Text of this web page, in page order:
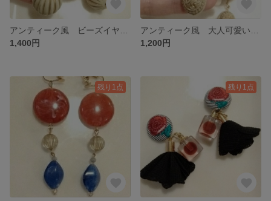
1,400円
1,200円
残り1点 残り1点